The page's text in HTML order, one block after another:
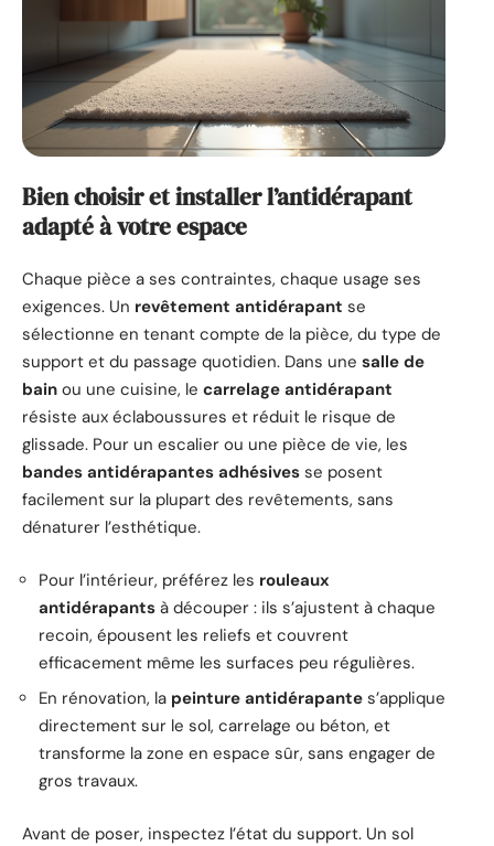
Bien choisir et installer l’antidérapant
adapté à votre espace
Chaque pièce a ses contraintes, chaque usage ses
exigences. Un revêtement antidérapant se
sélectionne en tenant compte de la pièce, du type de
support et du passage quotidien. Dans une salle de
bain ou une cuisine, le carrelage antidérapant
résiste aux éclaboussures et réduit le risque de
glissade. Pour un escalier ou une pièce de vie, les
bandes antidérapantes adhésives se posent
facilement sur la plupart des revêtements, sans
dénaturer l’esthétique.
Pour l’intérieur, préférez les rouleaux
antidérapants à découper : ils s’ajustent à chaque
recoin, épousent les reliefs et couvrent
efficacement même les surfaces peu régulières.
En rénovation, la peinture antidérapante s’applique
directement sur le sol, carrelage ou béton, et
transforme la zone en espace sûr, sans engager de
gros travaux.
Avant de poser, inspectez l’état du support. Un sol